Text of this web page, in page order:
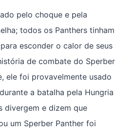
pelo choque e pela
todos os Panthers tinham
esconder o calor de seus
de combate do Sperber
ele foi provavelmente usado
a batalha pela Hungria
divergem e dizem que
um Sperber Panther foi